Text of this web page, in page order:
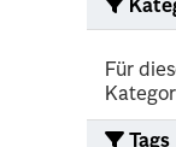
Für
Tags